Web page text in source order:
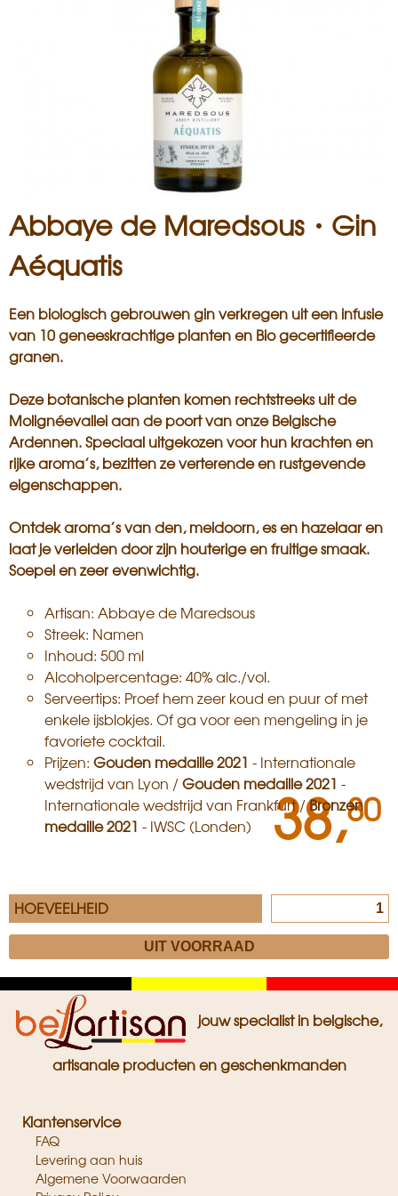
Abbaye de Maredsous・Gin
Aéquatis
Een biologisch gebrouwen gin verkregen uit een infusie
van 10 geneeskrachtige planten en Bio gecertifieerde
granen.
Deze botanische planten komen rechtstreeks uit de
Molignéevallei aan de poort van onze Belgische
Ardennen. Speciaal uitgekozen voor hun krachten en
rijke aroma’s, bezitten ze verterende en rustgevende
eigenschappen.
Ontdek aroma’s van den, meidoorn, es en hazelaar en
laat je verleiden door zijn houterige en fruitige smaak.
Soepel en zeer evenwichtig.
Artisan: Abbaye de Maredsous
Streek: Namen
Inhoud: 500 ml
Alcoholpercentage: 40% alc./vol.
Serveertips: Proef hem zeer koud en puur of met
enkele ijsblokjes. Of ga voor een mengeling in je
favoriete cocktail.
Prijzen: Gouden medaille 2021 - Internationale
wedstrijd van Lyon /Gouden medaille 2021 -
Internationale wedstrijd van Frankfurt /Bronzen
medaille 2021 - IWSC (Londen)
HOEVEELHEID
38,80
jouw specialist in belgische,
artisanale producten en geschenkmanden
Klantenservice
FAQ
Levering aan huis
Algemene Voorwaarden